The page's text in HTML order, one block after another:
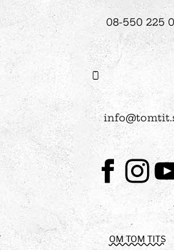
08-550 225
Facebook
OM TOM TITS